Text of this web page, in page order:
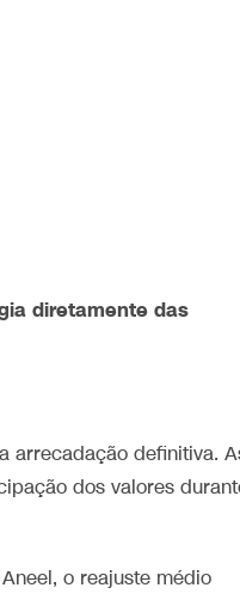
diretamente das
arrecadação definitiva.
dos valores
o reajuste médio